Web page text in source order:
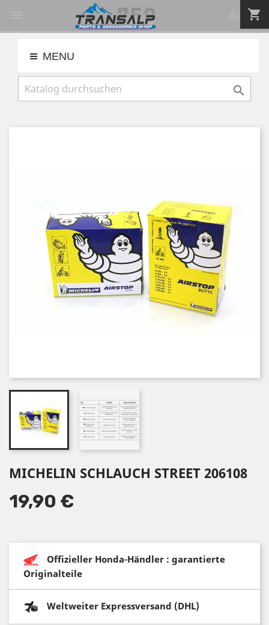
shopping_cart
MENU

MICHELIN SCHLAUCH STREET 206108
19,90 €
Offizieller Honda-Händler : garantierte
Originalteile
Weltweiter Expressversand (DHL)